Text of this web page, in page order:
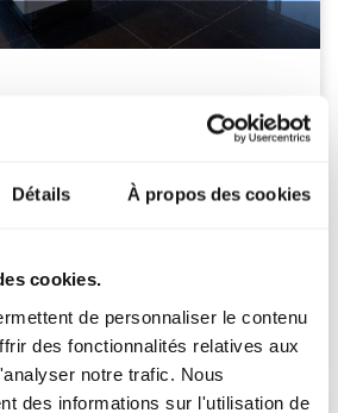
Détails À propos des cookies
cookies.
de personnaliser le contenu
des fonctionnalités relatives aux
notre trafic. Nous
des informations sur l'utilisation de
Добавить к подборке